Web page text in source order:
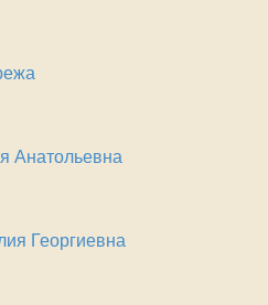
Анатольевна
Георгиевна